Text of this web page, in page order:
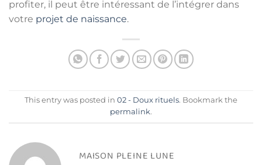
profiter, il peut être intéressant de l’intégrer dans
votre projet de naissance.
This entry was posted in 02 - Doux rituels. Bookmark the
permalink.
MAISON PLEINE LUNE